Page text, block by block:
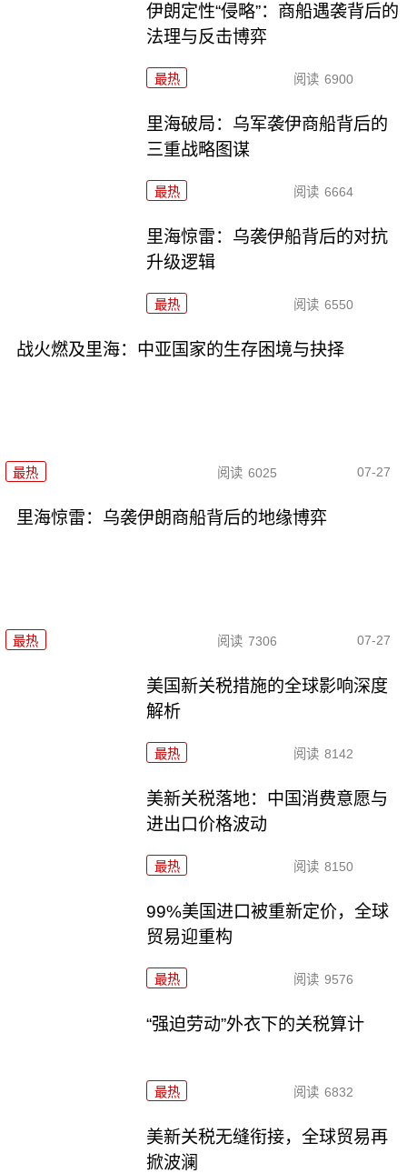
伊朗定性“侵略”：商船遇袭背后的
法理与反击博弈
最热 阅读 6900
里海破局：乌军袭伊商船背后的
三重战略图谋
最热 阅读 6664
里海惊雷：乌袭伊船背后的对抗
升级逻辑
最热 阅读 6550
战火燃及里海：中亚国家的生存困境与抉择
最热 阅读 6025 07-27
里海惊雷：乌袭伊朗商船背后的地缘博弈
最热 阅读 7306 07-27
美国新关税措施的全球影响深度
解析
最热 阅读 8142
美新关税落地：中国消费意愿与
进出口价格波动
最热 阅读 8150
99%美国进口被重新定价，全球
贸易迎重构
最热 阅读 9576
“强迫劳动”外衣下的关税算计
最热 阅读 6832
美新关税无缝衔接，全球贸易再
掀波澜